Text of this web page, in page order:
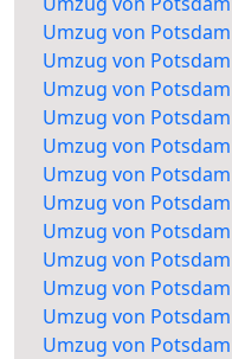
Umzug von
Umzug von
Umzug von
Umzug von
Umzug von
Umzug von
Umzug von
Umzug von
Umzug von
Umzug von
Umzug von
Umzug von